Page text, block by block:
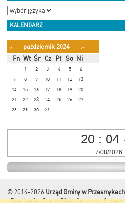
KALENDARZ
« październik 2024
»
Pn Wt Śr Cz Pt So Ni
1 2 3 4 5
6
7
8 9 10 11 12
13
14
15 16 17 18 19
20
21
22 23 24 25 26
27
28
29 30 31
20 : 04 :
7/08/2026
© 2014-2026 Urząd Gminy w Przesmykach
Realizacja:Szulc-Efekt Sp. z o.o. &